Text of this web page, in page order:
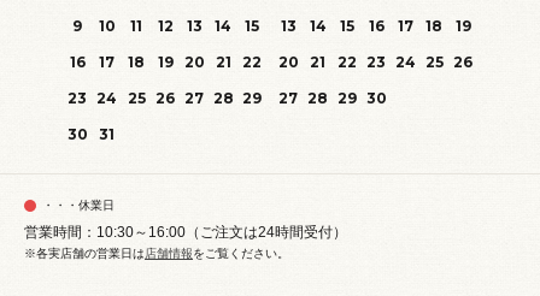
9
10 11 12 13 14
15
16
17 18 19 20 21
22
23 24 25 26 27 28 29
30
31
13
14 15 16 17 18
19
20
21 22 23 24 25 26
27 28 29 30
・・・休業日
営業時間：10:30～16:00（ご注文は24時間受付）
※各実店舗の営業日は店舗情報をご覧ください。